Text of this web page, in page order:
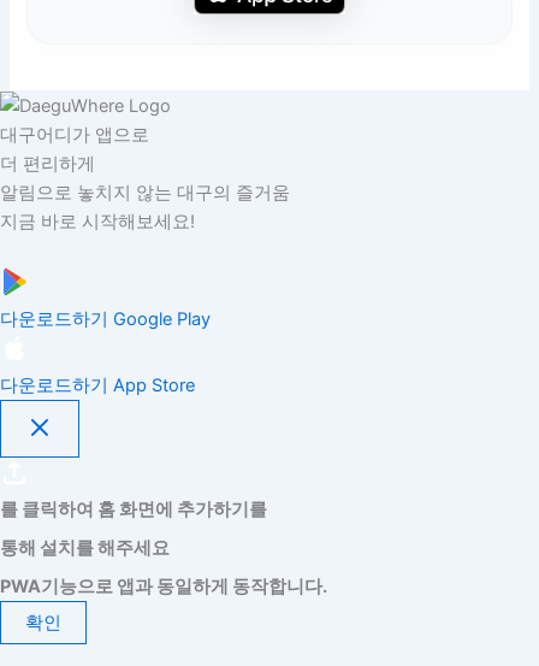
대구어디가 앱으로
더 편리하게
알림으로 놓치지 않는 대구의 즐거움
지금 바로 시작해보세요!
다운로드하기 Google Play
다운로드하기 App Store
를 클릭하여 홈 화면에 추가하기를
통해 설치를 해주세요
PWA기능으로 앱과 동일하게 동작합니다.
확인